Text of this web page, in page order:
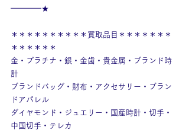
━━━━★
＊＊＊＊＊＊＊＊＊＊買取品目＊＊＊＊＊＊＊
＊＊＊＊＊＊
金・プラチナ・銀・金歯・貴金属・ブランド時
計
ブランドバッグ・財布・アクセサリー・ブラン
ドアパレル
ダイヤモンド・ジュエリー・国産時計・切手・
中国切手・テレカ